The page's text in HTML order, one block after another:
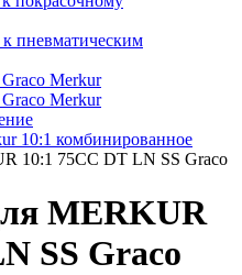
пневматическим
Merkur
Merkur
10:1 комбинированное
10:1 75CC DT LN SS Graco
MERKUR
SS Graco